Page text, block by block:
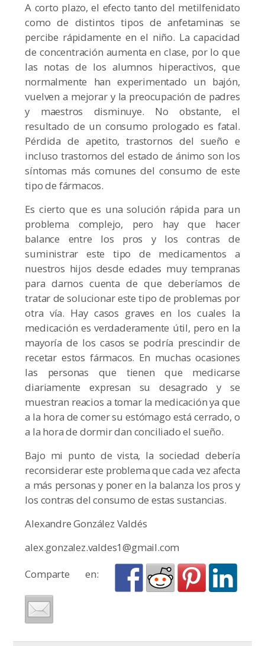
A corto plazo, el efecto tanto del metilfenidato
como de distintos tipos de anfetaminas se
percibe rápidamente en el niño. La capacidad
de concentración aumenta en clase, por lo que
las notas de los alumnos hiperactivos, que
normalmente han experimentado un bajón,
vuelven a mejorar y la preocupación de padres
y maestros disminuye. No obstante, el
resultado de un consumo prologado es fatal.
Pérdida de apetito, trastornos del sueño e
incluso trastornos del estado de ánimo son los
síntomas más comunes del consumo de este
tipo de fármacos.
Es cierto que es una solución rápida para un
problema complejo, pero hay que hacer
balance entre los pros y los contras de
suministrar este tipo de medicamentos a
nuestros hijos desde edades muy tempranas
para darnos cuenta de que deberíamos de
tratar de solucionar este tipo de problemas por
otra vía. Hay casos graves en los cuales la
medicación es verdaderamente útil, pero en la
mayoría de los casos se podría prescindir de
recetar estos fármacos. En muchas ocasiones
las personas que tienen que medicarse
diariamente expresan su desagrado y se
muestran reacios a tomar la medicación ya que
a la hora de comer su estómago está cerrado, o
a la hora de dormir dan conciliado el sueño.
Bajo mi punto de vista, la sociedad debería
reconsiderar este problema que cada vez afecta
a más personas y poner en la balanza los pros y
los contras del consumo de estas sustancias.
Alexandre González Valdés
alex.gonzalez.valdes1@gmail.com
Comparte en: